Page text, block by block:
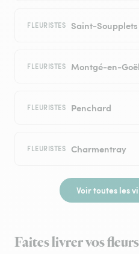
FLEURISTES Saint-Soupplets
FLEURISTES Montgé-en-
FLEURISTES Penchard
FLEURISTES Charmentray
Voir toutes les
Faites livrer vos